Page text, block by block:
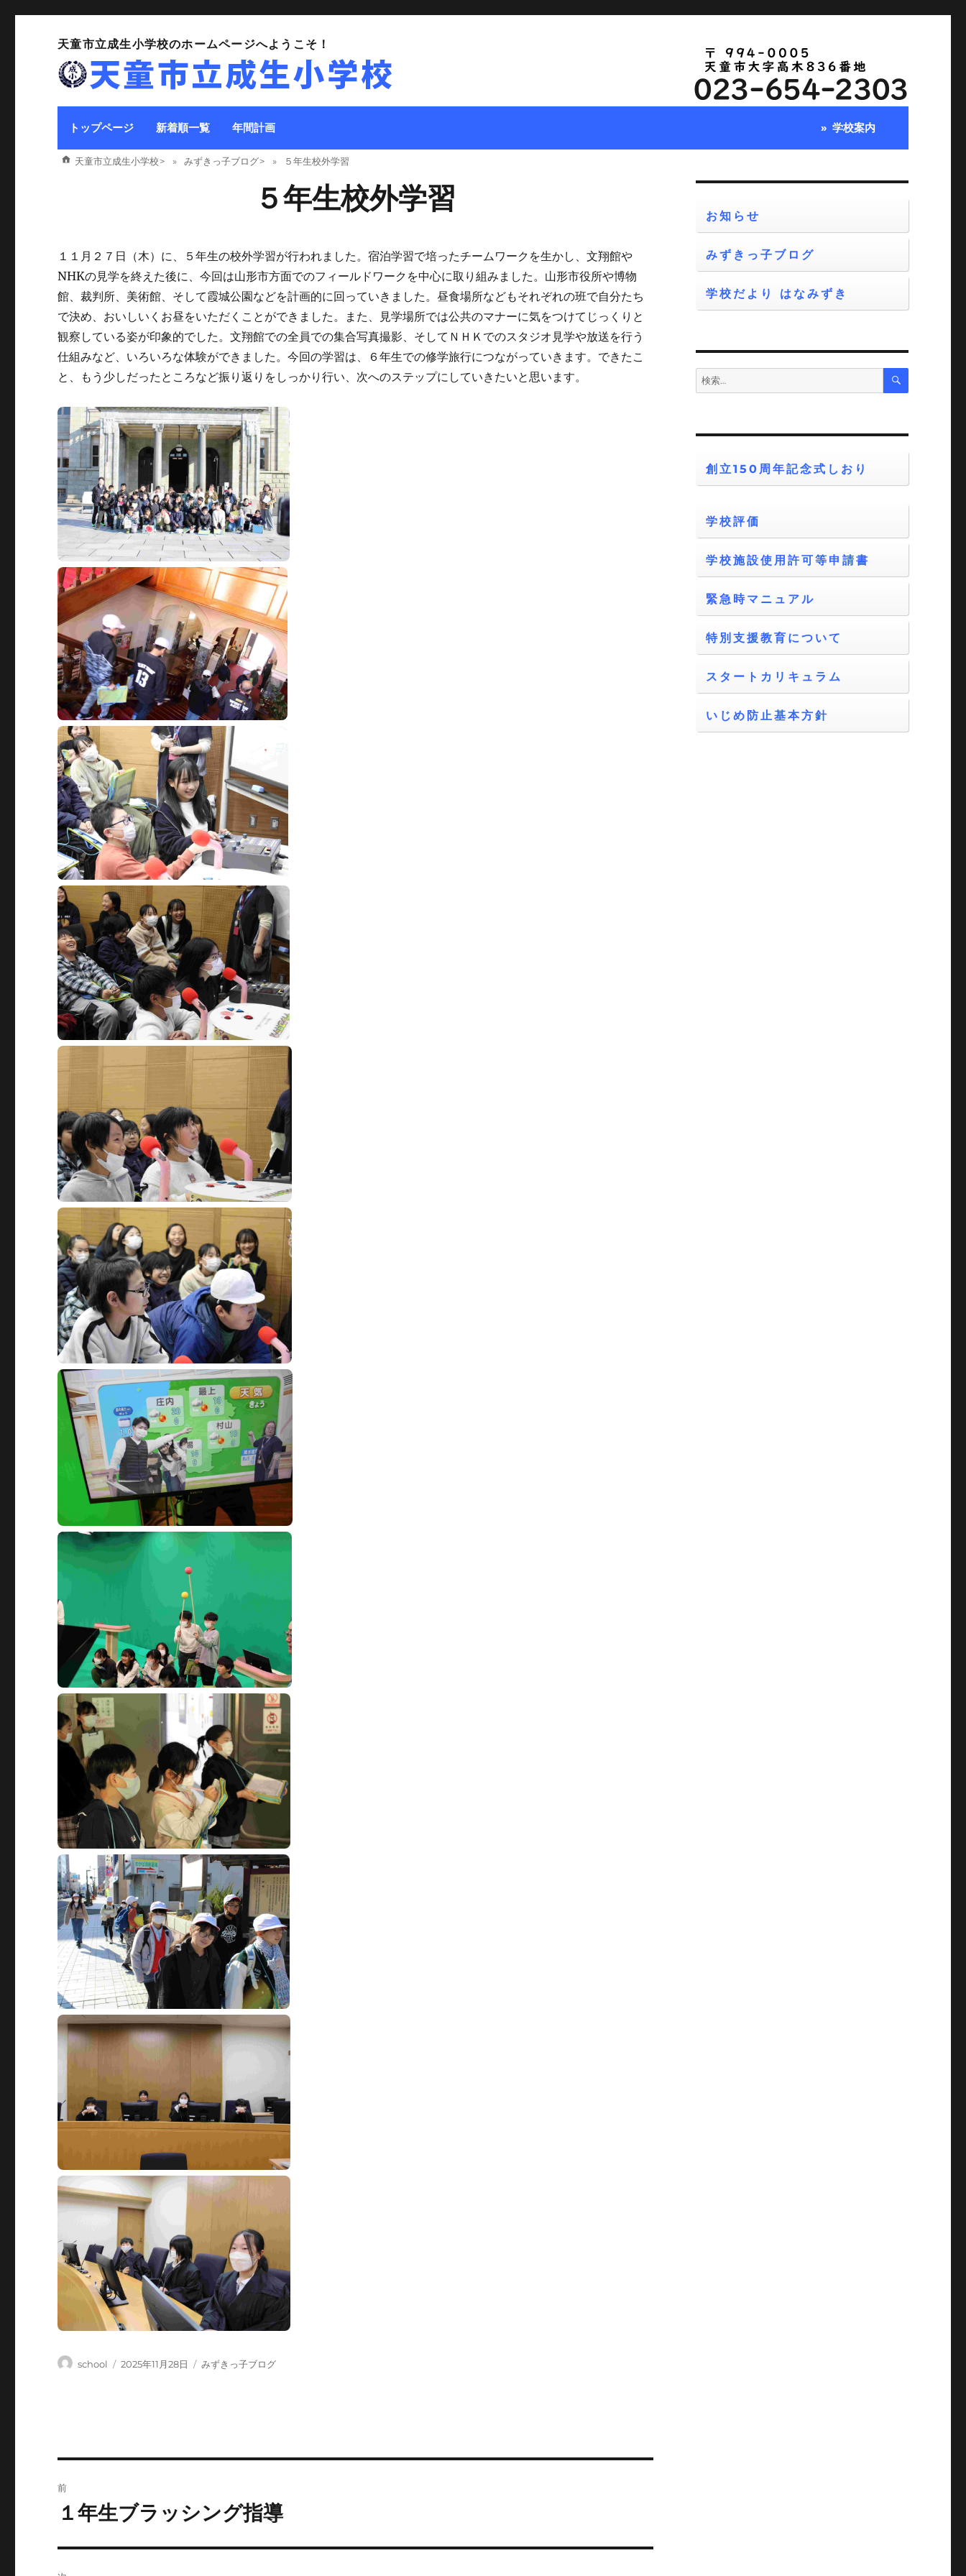
天童市立成生小学校のホームページへようこそ！
トップページ 新着順一覧 年間計画 学校案内
天童市立成生小学校 > みずきっ子ブログ> ５年生校外学習
５年生校外学習
１１月２７日（木）に、５年生の校外学習が行われました。宿泊学習で培ったチームワークを生かし、文翔館や
NHKの見学を終えた後に、今回は山形市方面でのフィールドワークを中心に取り組みました。山形市役所や博物
館、裁判所、美術館、そして霞城公園などを計画的に回っていきました。昼食場所などもそれぞれの班で自分たち
で決め、おいしいくお昼をいただくことができました。また、見学場所では公共のマナーに気をつけてじっくりと
観察している姿が印象的でした。文翔館での全員での集合写真撮影、そしてＮＨＫでのスタジオ見学や放送を行う
仕組みなど、いろいろな体験ができました。今回の学習は、６年生での修学旅行につながっていきます。できたこ
と、もう少しだったところなど振り返りをしっかり行い、次へのステップにしていきたいと思います。
投
school
投
2025年11月28日
カ
みずきっ子ブログ
稿
前
前
投
稿:
１年生ブラッシング指導
お知らせ
みずきっ子ブログ
学校だより はなみずき
検
索:
検
創立150周年記念式しおり
学校評価
学校施設使用許可等申請書
緊急時マニュアル
特別支援教育について
スタートカリキュラム
いじめ防止基本方針